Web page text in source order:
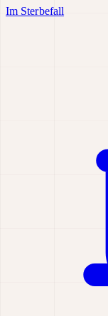
Im Sterbefall